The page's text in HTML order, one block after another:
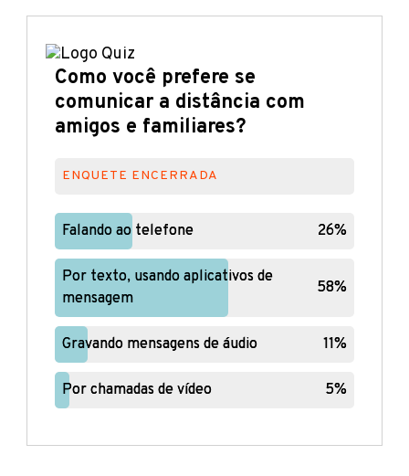
Como você prefere se
comunicar a distância com
amigos e familiares?
ENQUETE ENCERRADA
Falando ao telefone 26%
Falando ao telefone 26%
Por texto, usando aplicativos de
mensagem
58%
Por texto, usando aplicativos de
mensagem
58%
Gravando mensagens de áudio 11%
Gravando mensagens de áudio 11%
Por chamadas de vídeo 5%
Por chamadas de vídeo 5%